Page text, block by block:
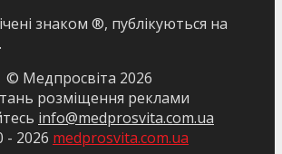
знаком ®, публікуються на
© Медпросвіта 2026
розміщення реклами
info@medprosvita.com.ua
- 2026 medprosvita.com.ua